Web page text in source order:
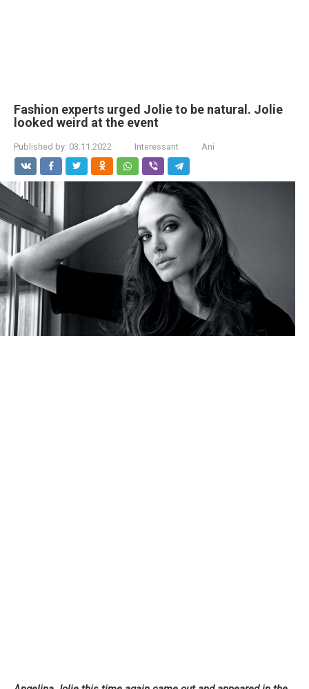
Fashion experts urged Jolie to be natural. Jolie
looked weird at the event
Published by: 03.11.2022 Interessant Ani